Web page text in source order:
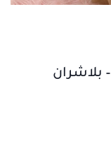
من بنفت Juice Stick وPlay Daze – بلاشران